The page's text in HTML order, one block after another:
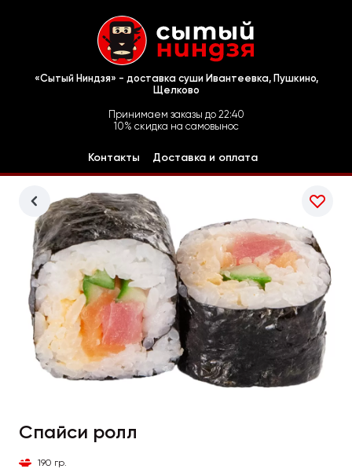
«Сытый Ниндзя» - доставка суши Ивантеевка, Пушкино,
Щелково
Принимаем заказы до 22:40
10% скидка на самовынос
Контакты Доставка и оплата
Спайси ролл
190 гр.